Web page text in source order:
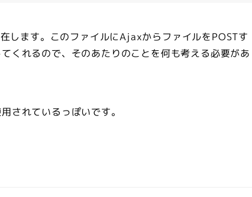
します。このファイルにAjaxからファイルをPOSTす
くれるので、そのあたりのことを何も考える必要があ
されているっぽいです。